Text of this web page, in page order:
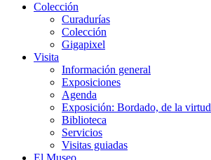
Colección
Curadurías
Colección
Gigapixel
Visita
Información general
Exposiciones
Agenda
Exposición: Bordado, de la virtud
Biblioteca
Servicios
Visitas guiadas
El Museo